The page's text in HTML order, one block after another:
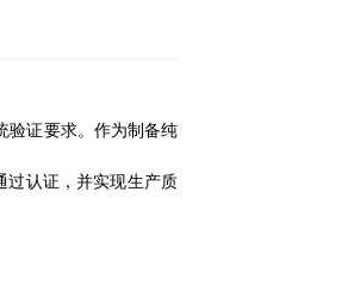
证要求。作为制备纯
过认证，并实现生产质